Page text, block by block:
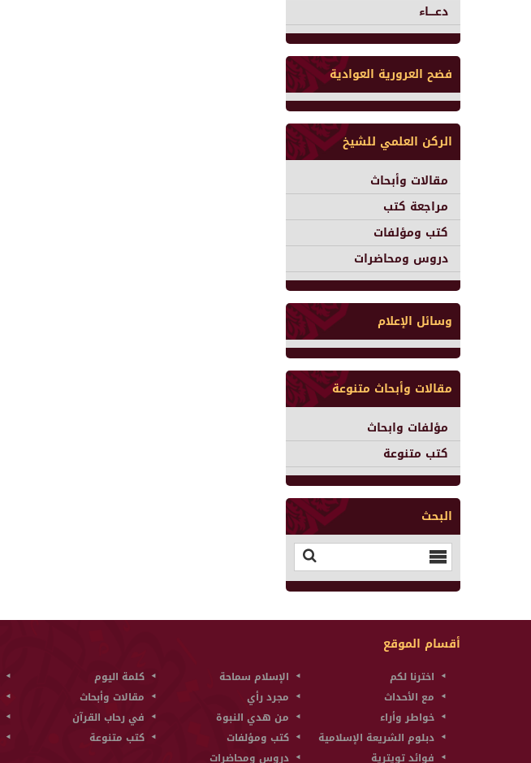
دعــــاء
فضح العرورية العوادية
الركن العلمي للشيخ
مقالات وأبحاث
مراجعة كتب
كتب ومؤلفات
دروس ومحاضرات
وسائل الإعلام
مقالات وأبحاث متنوعة
مؤلفات وابحاث
كتب متنوعة
البحث
أقسام الموقع
اخترنا لكم الإسلام سماحة كلمة اليوم
مع الأحداث
مجرد رأي مقالات وأبحاث
خواطر وأراء
من هدي النبوة في رحاب القرآن
دبلوم الشريعة الإسلامية
كتب ومؤلفات كتب متنوعة
فوائد تويترية
دروس ومحاضرات